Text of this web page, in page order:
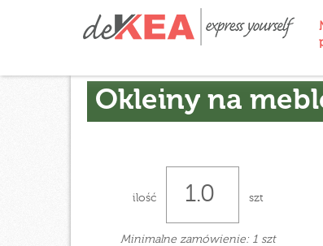
Okleiny na
ilość szt
Minimalne zamówienie: 1 szt